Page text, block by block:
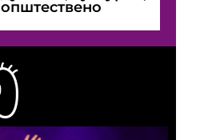
општествено